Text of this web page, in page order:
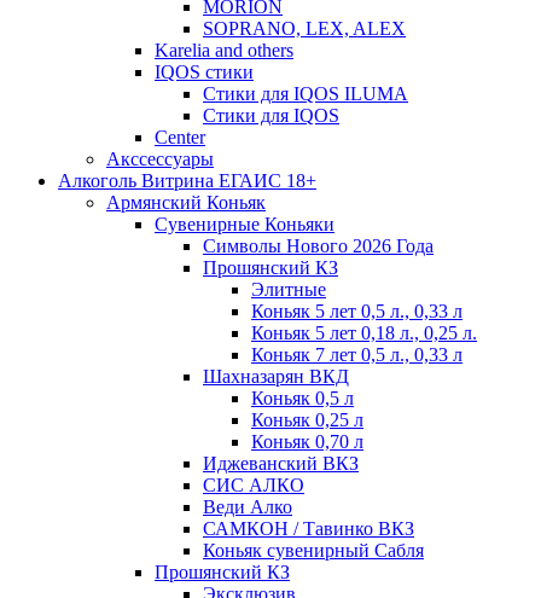
MORION
SOPRANO, LEX, ALEX
Karelia and others
IQOS стики
Стики для IQOS ILUMA
Стики для IQOS
Сenter
Акссессуары
Алкоголь Витрина ЕГАИС 18+
Армянский Коньяк
Сувенирные Коньяки
Символы Нового 2026 Года
Прошянский КЗ
Элитные
Коньяк 5 лет 0,5 л., 0,33 л
Коньяк 5 лет 0,18 л., 0,25 л.
Коньяк 7 лет 0,5 л., 0,33 л
Шахназарян ВКД
Коньяк 0,5 л
Коньяк 0,25 л
Коньяк 0,70 л
Иджеванский ВКЗ
СИС АЛКО
Веди Алко
САМКОН / Тавинко ВКЗ
Коньяк сувенирный Сабля
Прошянский КЗ
Эксклюзив